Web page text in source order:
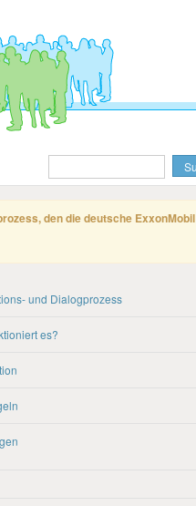
den die deutsche ExxonMobil
und Dialogprozess
es?